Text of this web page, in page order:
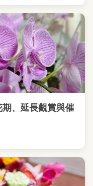
、延長觀賞與催